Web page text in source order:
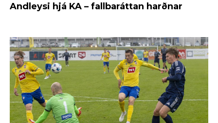
Andleysi hjá KA – fallbaráttan harðnar